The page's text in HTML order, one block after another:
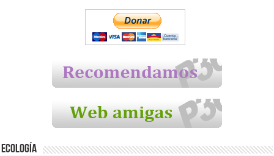
Ecología